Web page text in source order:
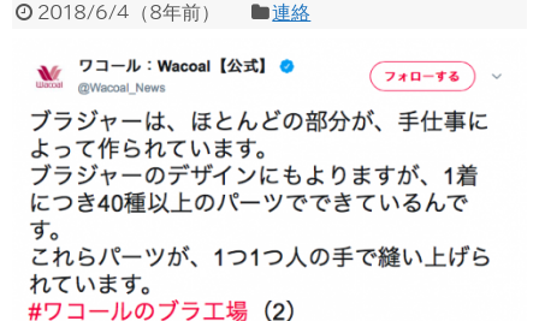
2018/6/4 （8年前） 連絡